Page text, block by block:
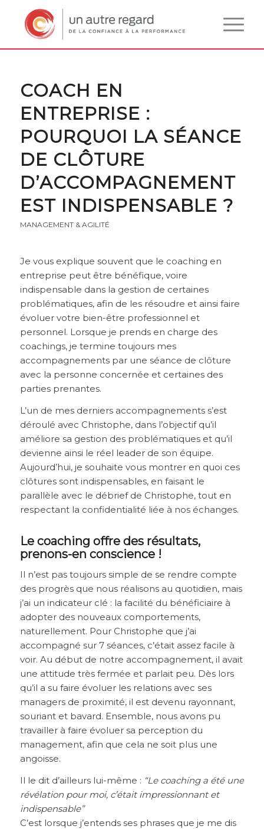
COACH EN
ENTREPRISE :
POURQUOI LA SÉANCE
DE CLÔTURE
D’ACCOMPAGNEMENT
EST INDISPENSABLE ?
MANAGEMENT & AGILITÉ
Je vous explique souvent que le coaching en
entreprise peut être bénéfique, voire
indispensable dans la gestion de certaines
problématiques, afin de les résoudre et ainsi faire
évoluer votre bien-être professionnel et
personnel. Lorsque je prends en charge des
coachings, je termine toujours mes
accompagnements par une séance de clôture
avec la personne concernée et certaines des
parties prenantes.
L’un de mes derniers accompagnements s’est
déroulé avec Christophe, dans l’objectif qu’il
améliore sa gestion des problématiques et qu’il
devienne ainsi le réel leader de son équipe.
Aujourd’hui, je souhaite vous montrer en quoi ces
clôtures sont indispensables, en faisant le
parallèle avec le débrief de Christophe, tout en
respectant la confidentialité liée à nos échanges.
Le coaching offre des résultats,
prenons-en conscience !
Il n’est pas toujours simple de se rendre compte
des progrès que nous réalisons au quotidien, mais
j’ai un indicateur clé : la facilité du bénéficiaire à
adopter des nouveaux comportements,
naturellement. Pour Christophe que j’ai
accompagné sur 7 séances, c’était assez facile à
voir. Au début de notre accompagnement, il avait
une attitude très fermée et parlait peu. Dès lors
qu’il a su faire évoluer les relations avec ses
managers de proximité, il est devenu rayonnant,
souriant et bavard. Ensemble, nous avons pu
travailler à faire évoluer sa perception du
management, afin que cela ne soit plus une
angoisse.
Il le dit d’ailleurs lui-même : “Le coaching a été une
révélation pour moi, c’était impressionnant et
indispensable”
C’est lorsque j’entends ses phrases que je me dis